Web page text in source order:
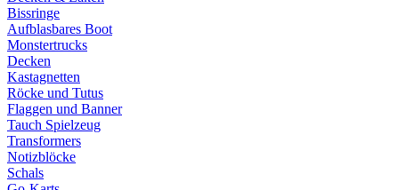
Bissringe
Aufblasbares Boot
Monstertrucks
Decken
Kastagnetten
Röcke und Tutus
Flaggen und Banner
Tauch Spielzeug
Transformers
Notizblöcke
Schals